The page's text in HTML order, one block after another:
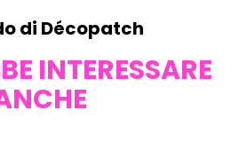
di Décopatch
INTERESSARE